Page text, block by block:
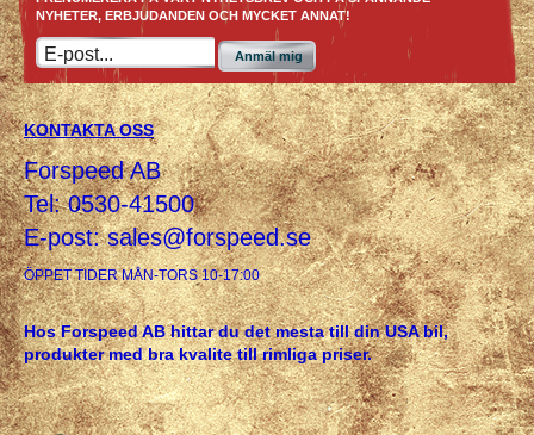
NYHETER, ERBJUDANDEN OCH MYCKET ANNAT!
Anmäl mig
KONTAKTA OSS
Forspeed AB
Tel: 0530-41500
E-post:sales@forspeed.se
ÖPPET TIDER MÅN-TORS 10-17:00
Hos Forspeed AB hittar du det mesta till din USA bil,
produkter med bra kvalite till rimliga priser.